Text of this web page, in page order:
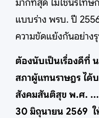
มากที่สุด ไม่ใช่นิรโท
แบบร่าง พรบ. ปี
ความขัดแย้งกันอย่าง
ต้องนับเป็นเรื่องดีที่
สภาผู้แทนราษฎร ได้บ
สังคมสันติสุข พ.ศ.
30 มิถุนายน 2569 ใ